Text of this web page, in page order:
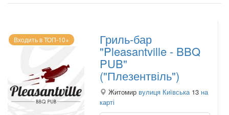
Входить в ТОП-10+ Гриль-бар
"Pleasantville - BBQ
PUB"
("Плезентвіль")
Житомир вулиця Київська 13 на
карті